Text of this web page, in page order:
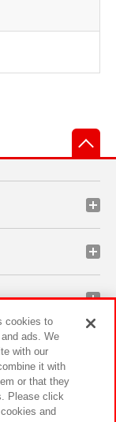
cookies to
ads. We
with our
it with
or that they
Please click
and